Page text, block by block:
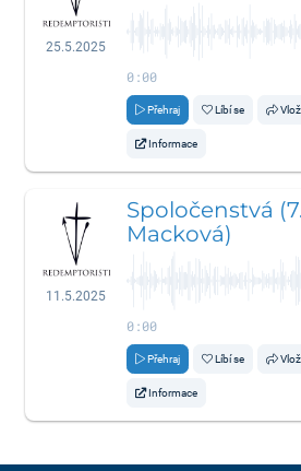
25.5.2025
0:00
Přehraj Líbí se
Informace
11.5.2025
Spoločenstvá
Macková)
0:00
Přehraj Líbí se
Informace